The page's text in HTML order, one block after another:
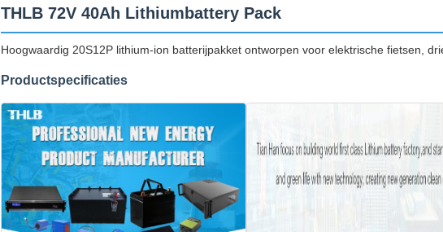
THLB 72V 40Ah Lithiumbattery Pack
Hoogwaardig 20S12P lithium-ion batterijpakket ontworpen voor elektrische fietsen,
Productspecificaties